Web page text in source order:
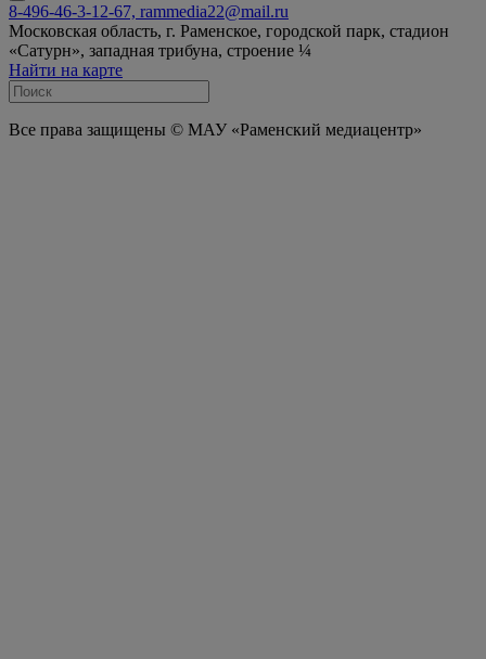
8-496-46-3-12-67, rammedia22@mail.ru
Московская область, г. Раменское, городской парк, стадион
«Сатурн», западная трибуна, строение ¼
Найти на карте
Все права защищены © МАУ «Раменский медиацентр»